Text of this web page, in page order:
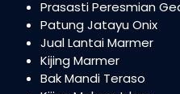
Prasasti Peresmian
Patung Jatayu Onix
Jual Lantai Marmer
Kijing Marmer
Bak Mandi Teraso